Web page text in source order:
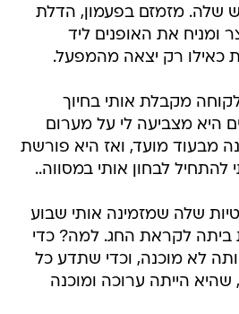
שלה. מזמזם בפעמון, הדלת
ומניח את האופנים ליד
כאילו רק יצאה מהמפעל.
מקבלת אותי בחיוך
היא מצביעה לי על מערום
מבעוד מועד, ואז היא פורשת
לבחון אותי במסווה..
שלה שמזמינה אותי שבוע
ביתה לקראת החג. למה? כדי
לא מוכנה, וכדי שתדע כל
שהיא הייתה ערוכה ומוכנה